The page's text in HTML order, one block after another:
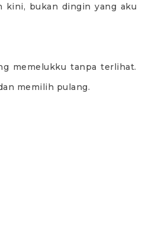
kini, bukan dingin yang aku
memelukku tanpa terlihat.
memilih pulang.